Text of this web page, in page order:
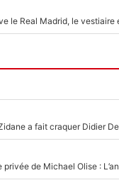
le Real Madrid, le vestiaire